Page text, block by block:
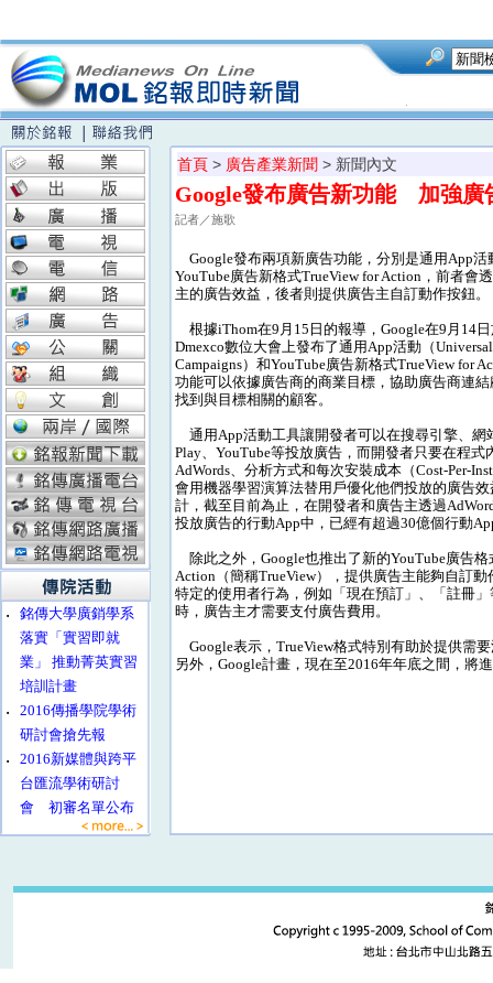
‧
銘傳大學廣銷學系
落實「實習即就
業」 推動菁英實習
培訓計畫
‧
2016傳播學院學術
研討會搶先報
‧
2016新媒體與跨平
台匯流學術研討
會 初審名單公布
首頁 > 廣告產業新聞 > 新聞內文
Google發布廣告新功能 加強廣
記者／施歌
Google發布兩項新廣告功能，分別是通用App活
YouTube廣告新格式TrueView for Action，前者會
主的廣告效益，後者則提供廣告主自訂動作按鈕。
根據iThom在9月15日的報導，Google在9月14
Dmexco數位大會上發布了通用App活動（
Campaigns）和YouTube廣告新格式TrueView for
功能可以依據廣告商的商業目標，協助廣告商連
找到與目標相關的顧客。
通用App活動工具讓開發者可以在搜尋引擎、網
Play、YouTube等投放廣告，而開發者只要在程式
AdWords、分析方式和每次安裝成本（Cost-Per-
會用機器學習演算法替用戶優化他們投放的廣告
計，截至目前為止，在開發者和廣告主透過
投放廣告的行動App中，已經有超過30億個行動
除此之外，Google也推出了新的YouTube廣告格
Action（簡稱TrueView），提供廣告主能夠自訂
特定的使用者行為，例如「現在預訂」、「註冊
時，廣告主才需要支付廣告費用。
Google表示，TrueView格式特別有助於提供需
另外，Google計畫，現在至2016年年底之間，將